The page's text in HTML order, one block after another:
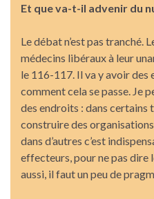
Et que va-t-il advenir du
Le débat n’est pas tranché.
médecins libéraux à leur
le 116-117. Il va y avoir
comment cela se passe. Je
des endroits : dans
construire des
dans d’autres c’est
effecteurs, pour ne pas dire
aussi, il faut un peu de